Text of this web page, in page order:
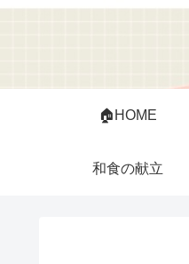
🏠HOME
和食の献立